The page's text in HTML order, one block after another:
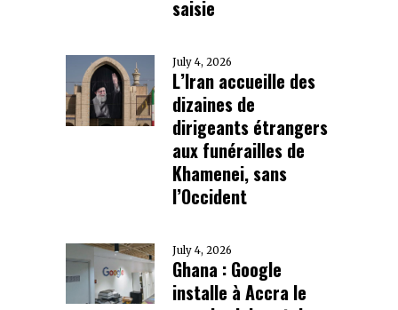
saisie
July 4, 2026
L’Iran accueille des
dizaines de
dirigeants étrangers
aux funérailles de
Khamenei, sans
l’Occident
July 4, 2026
Ghana : Google
installe à Accra le